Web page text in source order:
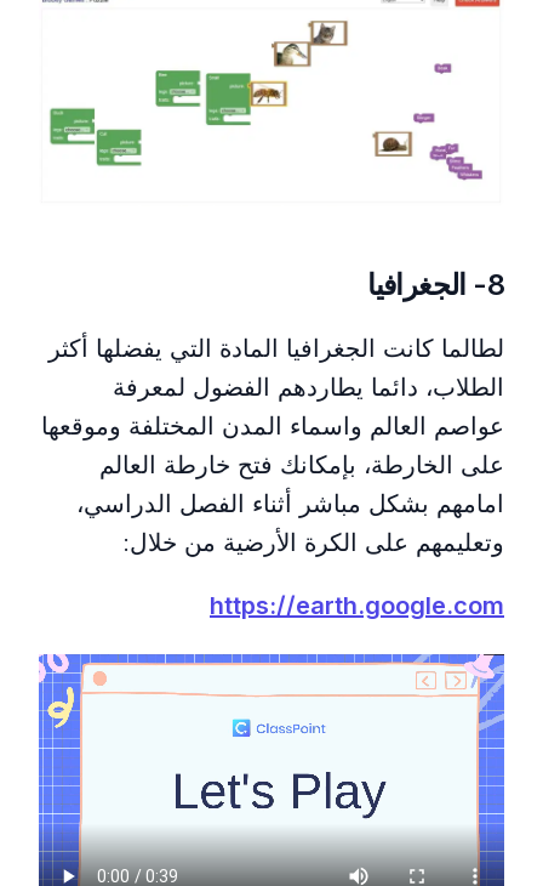
8- الجغرافيا
لطالما كانت الجغرافيا المادة التي يفضلها أكثر
الطلاب، دائما يطاردهم الفضول لمعرفة
عواصم العالم واسماء المدن المختلفة وموقعها
على الخارطة، بإمكانك فتح خارطة العالم
امامهم بشكل مباشر أثناء الفصل الدراسي،
وتعليمهم على الكرة الأرضية من خلال:
https://earth.google.com